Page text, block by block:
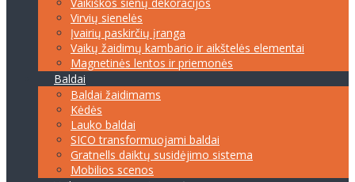
Virvių sienelės
Įvairių paskirčių įranga
Vaikų žaidimų kambario ir aikštelės elementai
Magnetinės lentos ir priemonės
Baldai
Baldai žaidimams
Kėdės
Lauko baldai
SICO transformuojami baldai
Gratnells daiktų susidėjimo sistema
Mobilios scenos